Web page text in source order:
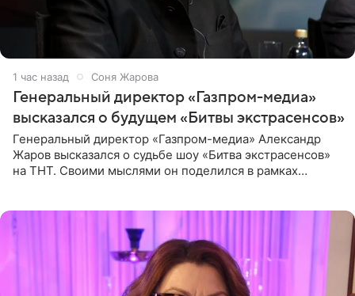
1 час назад Соня Жарова
Генеральный директор «Газпром-медиа»
высказался о будущем «Битвы экстрасенсов»
Генеральный директор «Газпром-медиа» Александр
Жаров высказался о судьбе шоу «Битва экстрасенсов»
на ТНТ. Своими мыслями он поделился в рамках